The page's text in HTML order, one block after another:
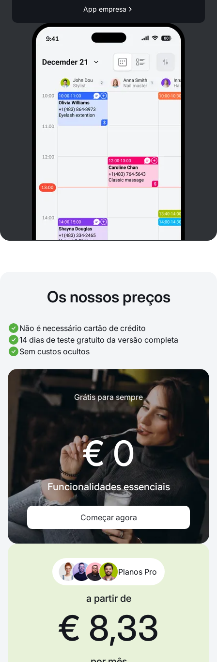
App empresa
Os nossos preços
Não é necessário cartão de crédito
14 dias de teste gratuito da versão completa
Sem custos ocultos
Grátis para sempre
€ 0
Funcionalidades essenciais
Começar agora
Planos Pro
a partir de
€ 8,33